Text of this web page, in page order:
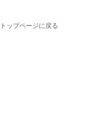
ップページに戻る